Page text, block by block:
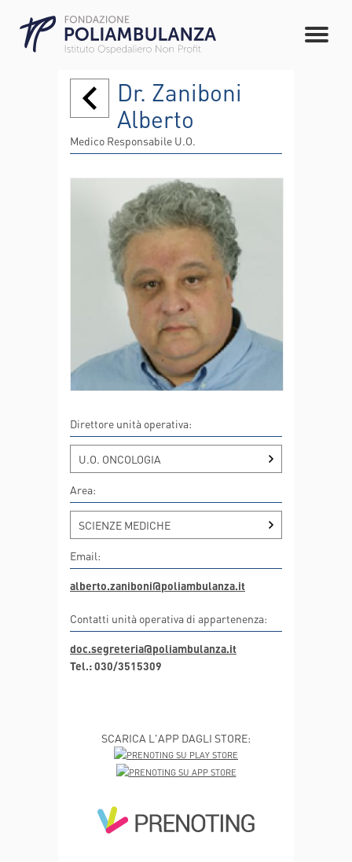
Dr. Zaniboni
Alberto
Medico Responsabile U.O.
Direttore unità operativa:
U.O. ONCOLOGIA
Area:
SCIENZE MEDICHE
Email:
alberto.zaniboni@poliambulanza.it
Contatti unità operativa di appartenenza:
doc.segreteria@poliambulanza.it
Tel.: 030/3515309
SCARICA L'APP DAGLI STORE: